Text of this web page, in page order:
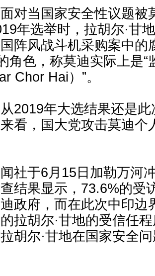
当国家安全性议题被
年选举时，拉胡尔·甘
阵风战斗机采购案中的
角色，称莫迪实际上是“
Chor Hai）”。
年大选结果还是此
看，国大党攻击莫迪个
于6月15日加勒万河
结果显示，73.6%的受
政府，而在此次中印边
拉胡尔·甘地的受信任
胡尔·甘地在国家安全